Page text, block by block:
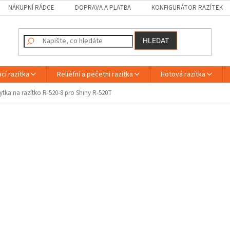
NÁKUPNÍ RÁDCE DOPRAVA A PLATBA KONFIGURÁTOR RAZÍTEK
HLEDAT
razítka Reliéfní a pečetní razítka Hotová razítka
na razítko R-520-8 pro Shiny R-520T